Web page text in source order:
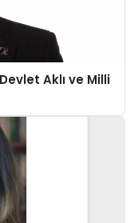
Aklı ve Milli